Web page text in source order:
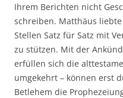
Ihrem Berichten nicht
schreiben. Matthäus
Stellen Satz für Satz mit
zu stützen. Mit der
erfüllen sich die
umgekehrt – können erst
Betlehem die